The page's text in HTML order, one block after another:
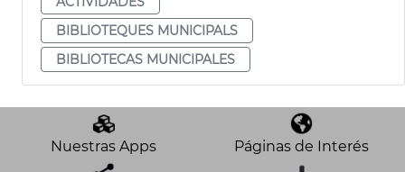
BIBLIOTEQUES MUNICIPALS
BIBLIOTECAS MUNICIPALES
Nuestras Apps Páginas de Interés